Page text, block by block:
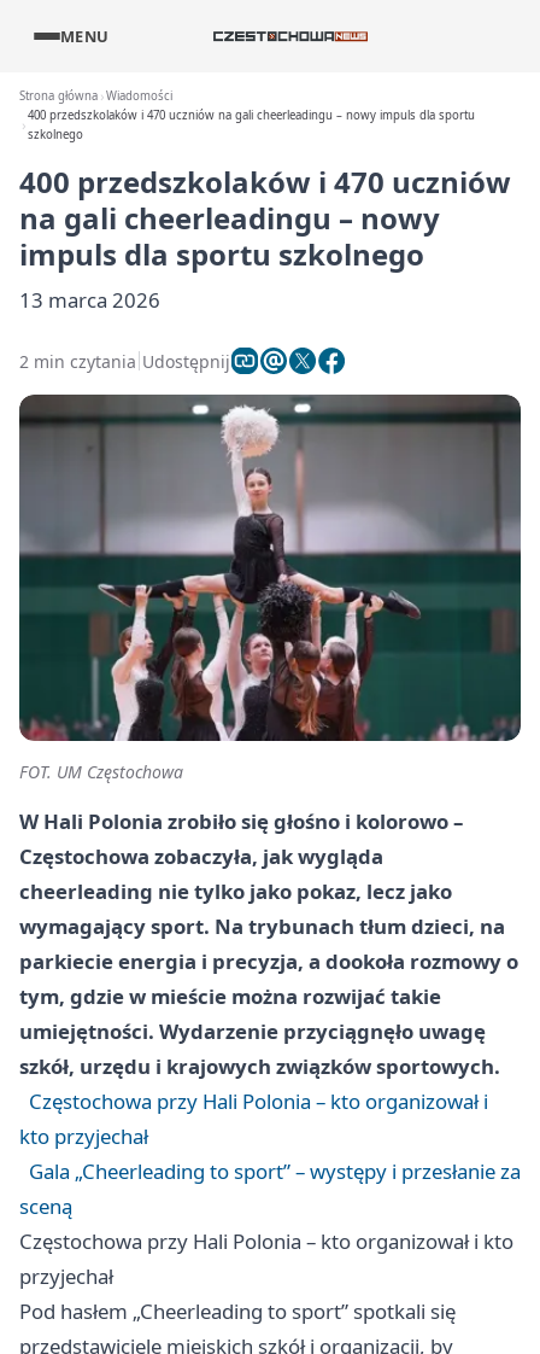
MENU
Strona główna Wiadomości
400 przedszkolaków i 470 uczniów na gali cheerleadingu – nowy impuls dla sportu
szkolnego
400 przedszkolaków i 470 uczniów
na gali cheerleadingu – nowy
impuls dla sportu szkolnego
13 marca 2026
2 min czytania Udostępnij
FOT. UM Częstochowa
W Hali Polonia zrobiło się głośno i kolorowo –
Częstochowa zobaczyła, jak wygląda
cheerleading nie tylko jako pokaz, lecz jako
wymagający sport. Na trybunach tłum dzieci, na
parkiecie energia i precyzja, a dookoła rozmowy o
tym, gdzie w mieście można rozwijać takie
umiejętności. Wydarzenie przyciągnęło uwagę
szkół, urzędu i krajowych związków sportowych.
Częstochowa przy Hali Polonia – kto organizował i
kto przyjechał
Gala „Cheerleading to sport” – występy i przesłanie za
sceną
Częstochowa przy Hali Polonia – kto organizował i kto
przyjechał
Pod hasłem „Cheerleading to sport” spotkali się
przedstawiciele miejskich szkół i organizacji, by